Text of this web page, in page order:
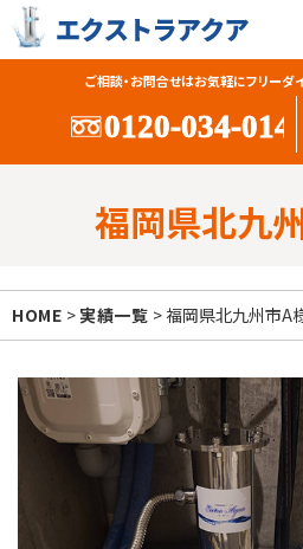
ご相談・お問合せはお気軽にフリーダ
福岡県北九
HOME >実績一覧 > 福岡県北九州市A